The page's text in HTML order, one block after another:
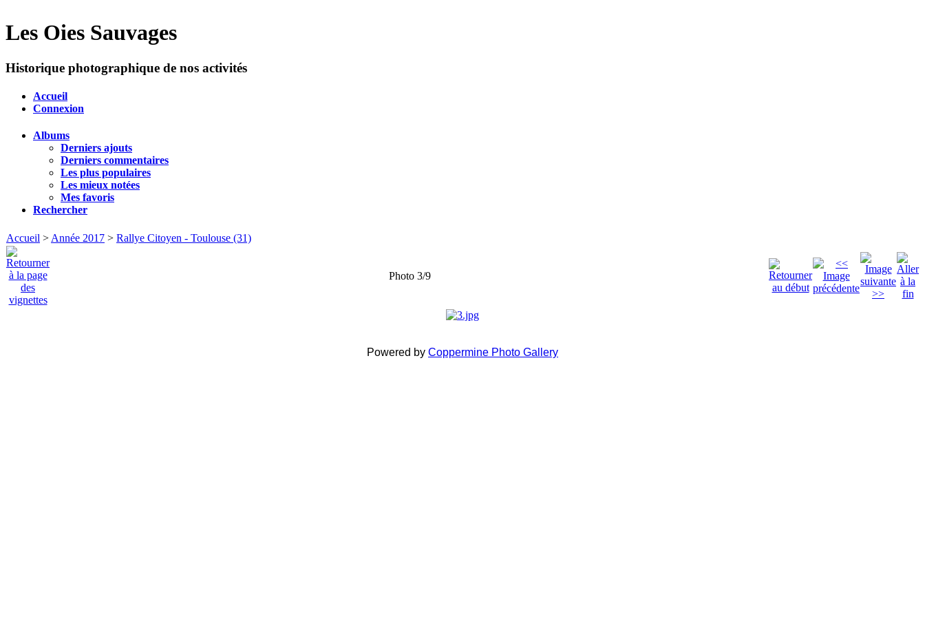
Les Oies Sauvages
Historique photographique de nos activités
Accueil
Connexion
Albums
Derniers ajouts
Derniers commentaires
Les plus populaires
Les mieux notées
Mes favoris
Rechercher
Accueil > Année 2017 > Rallye Citoyen - Toulouse (31)
Photo 3/9
Powered by Coppermine Photo Gallery